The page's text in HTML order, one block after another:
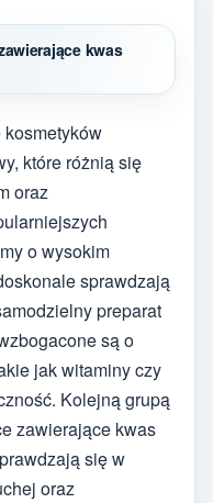
kwas
które różnią się
oraz
o wysokim
sprawdzają
preparat
są o
jak witaminy czy
Kolejną grupą
zawierające kwas
się w
oraz